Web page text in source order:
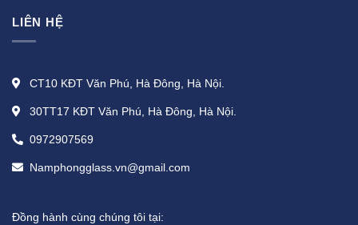
LIÊN HỆ
CT10 KĐT Văn Phú, Hà Đông, Hà Nội.
30TT17 KĐT Văn Phú, Hà Đông, Hà Nội.
0972907569
Namphongglass.vn@gmail.com
Đồng hành cùng chúng tôi tại: